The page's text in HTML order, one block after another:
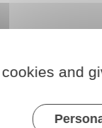
and